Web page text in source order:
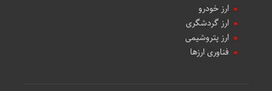
ارز خودرو
ارز گردشگری
ارز پتروشیمی
فناوری ارزها